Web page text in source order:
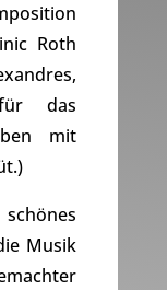
Roth
das
mit
Musik